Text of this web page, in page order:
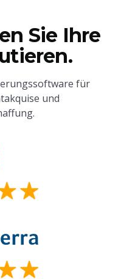
Sie Ihre
für
und